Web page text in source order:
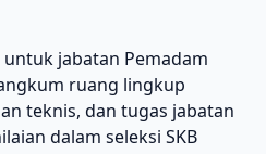
untuk jabatan Pemadam
ruang lingkup
teknis, dan tugas jabatan
dalam seleksi SKB